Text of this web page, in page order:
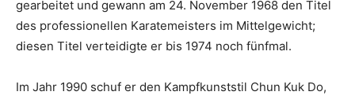
gearbeitet und gewann am 24. November 1968 den Titel
des professionellen Karatemeisters im Mittelgewicht;
diesen Titel verteidigte er bis 1974 noch fünfmal.
Im Jahr 1990 schuf er den Kampfkunststil Chun Kuk Do,